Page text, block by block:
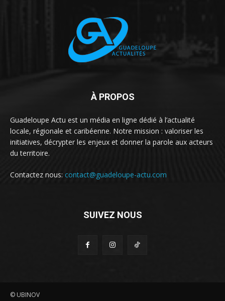
À PROPOS
Guadeloupe Actu est un média en ligne dédié à l’actualité
locale, régionale et caribéenne. Notre mission : valoriser les
initiatives, décrypter les enjeux et donner la parole aux acteurs
du territoire.
Contactez nous: contact@guadeloupe-actu.com
SUIVEZ NOUS
© UBINOV